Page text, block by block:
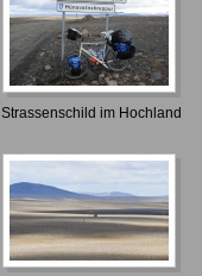
Strassenschild im Hochland